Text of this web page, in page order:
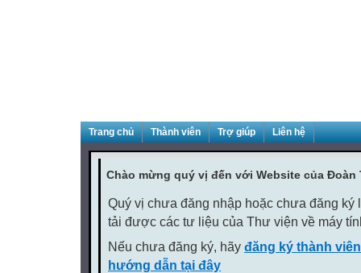
Trang chủ Thành viên Trợ giúp Liên hệ
Chào mừng quý vị đến với Website của Đoàn
Quý vị chưa đăng nhập hoặc chưa đăng ký
tải được các tư liệu của Thư viện về máy
Nếu chưa đăng ký, hãy đăng ký thành
hướng dẫn tại đây